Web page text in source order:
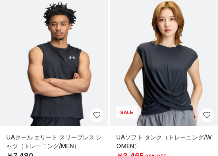
UAクール エリート スリーブレス シ
ャツ（トレーニング/MEN）
SALE
UAソフト タンク（トレーニング/W
OMEN）